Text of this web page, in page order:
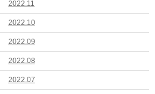
2022.11
2022.10
2022.09
2022.08
2022.07